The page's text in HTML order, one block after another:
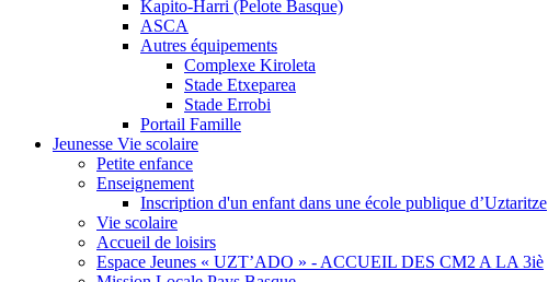
Kapito-Harri (Pelote Basque)
ASCA
Autres équipements
Complexe Kiroleta
Stade Etxeparea
Stade Errobi
Portail Famille
Jeunesse Vie scolaire
Petite enfance
Enseignement
Inscription d'un enfant dans une école publique d’Uztaritze
Vie scolaire
Accueil de loisirs
Espace Jeunes « UZT’ADO » - ACCUEIL DES CM2 A LA 3iè